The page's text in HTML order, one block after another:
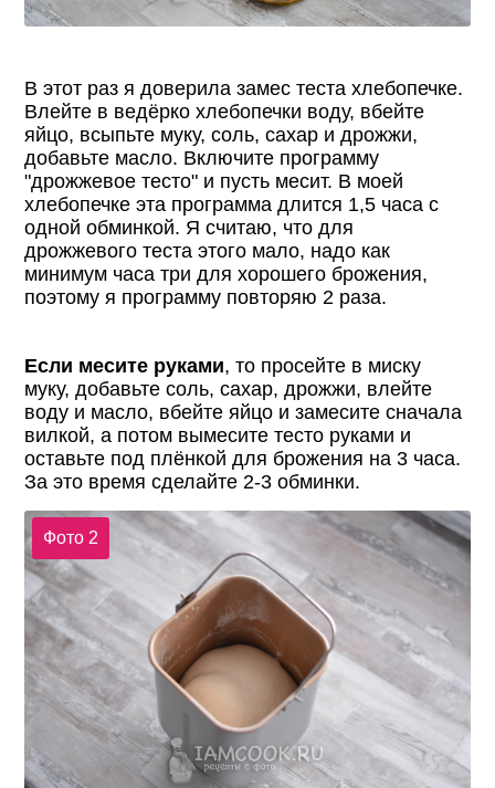
В этот раз я доверила замес теста хлебопечке.
Влейте в ведёрко хлебопечки воду, вбейте
яйцо, всыпьте муку, соль, сахар и дрожжи,
добавьте масло. Включите программу
"дрожжевое тесто" и пусть месит. В моей
хлебопечке эта программа длится 1,5 часа с
одной обминкой. Я считаю, что для
дрожжевого теста этого мало, надо как
минимум часа три для хорошего брожения,
поэтому я программу повторяю 2 раза.
Если месите руками, то просейте в миску
муку, добавьте соль, сахар, дрожжи, влейте
воду и масло, вбейте яйцо и замесите сначала
вилкой, а потом вымесите тесто руками и
оставьте под плёнкой для брожения на 3 часа.
За это время сделайте 2-3 обминки.
Фото 2